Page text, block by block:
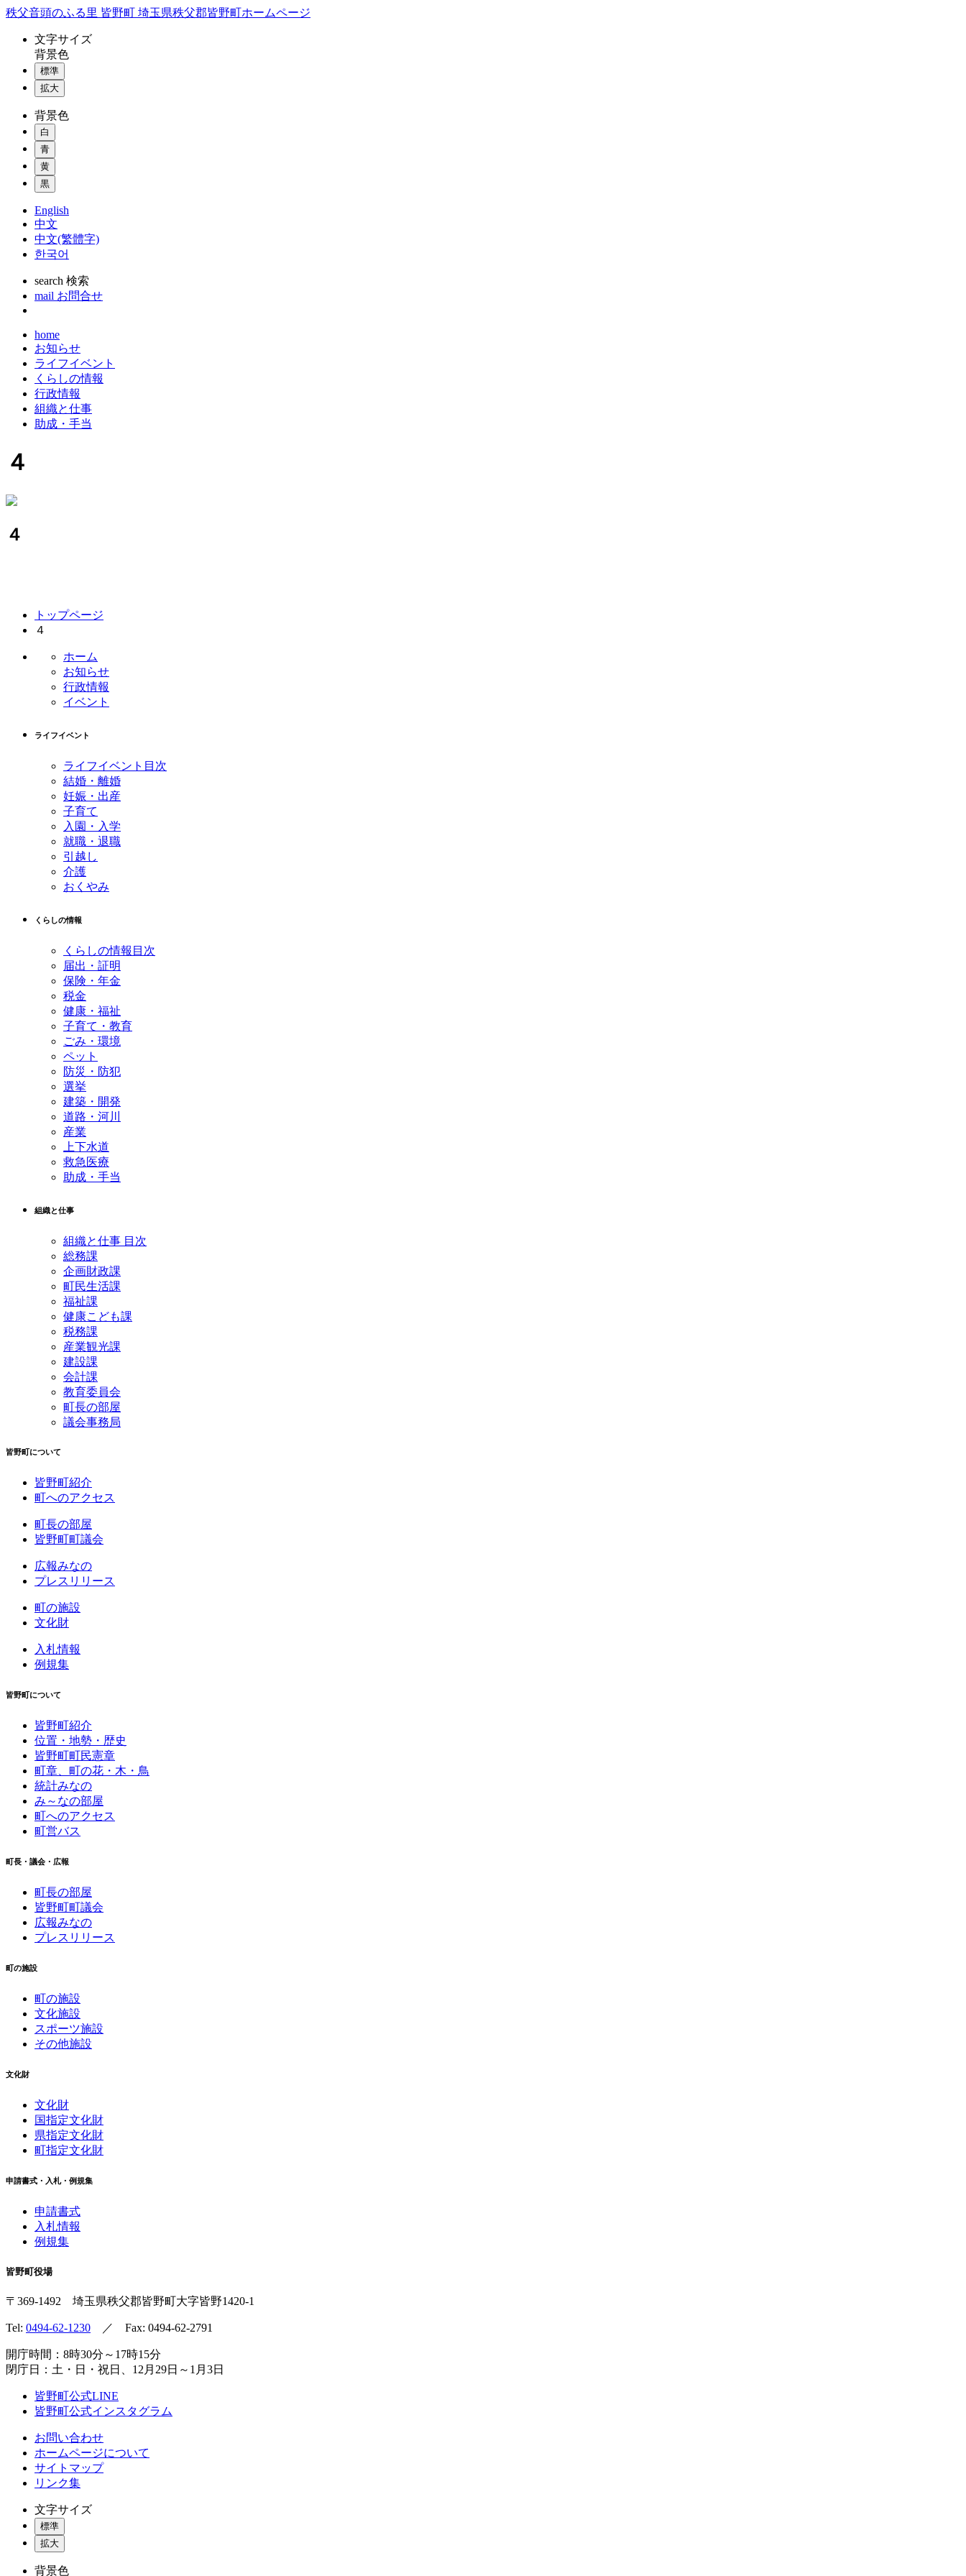
コ
秩父音頭のふる里 皆野町 埼玉県秩父郡皆野町ホームページ
文字サイズ
背景色
標準
拡大
背景色
白
青
黄
黒
English
中文
中文(繁體字)
한국어
search 検索
mail お問合せ
home
お知らせ
ライフイベント
くらしの情報
行政情報
組織と仕事
助成・手当
４
４
トップページ
４
ホーム
お知らせ
行政情報
イベント
ライフイベント
ライフイベント目次
結婚・離婚
妊娠・出産
子育て
入園・入学
就職・退職
引越し
介護
おくやみ
くらしの情報
くらしの情報目次
届出・証明
保険・年金
税金
健康・福祉
子育て・教育
ごみ・環境
ペット
防災・防犯
選挙
建築・開発
道路・河川
産業
上下水道
救急医療
助成・手当
組織と仕事
組織と仕事 目次
総務課
企画財政課
町民生活課
福祉課
健康こども課
税務課
産業観光課
建設課
会計課
教育委員会
町長の部屋
議会事務局
皆野町について
皆野町紹介
町へのアクセス
町長の部屋
皆野町町議会
広報みなの
プレスリリース
町の施設
文化財
入札情報
例規集
皆野町について
皆野町紹介
位置・地勢・歴史
皆野町町民憲章
町章、町の花・木・鳥
統計みなの
み～なの部屋
町へのアクセス
町営バス
町長・議会・広報
町長の部屋
皆野町町議会
広報みなの
プレスリリース
町の施設
町の施設
文化施設
スポーツ施設
その他施設
文化財
文化財
国指定文化財
県指定文化財
町指定文化財
申請書式・入札・例規集
申請書式
入札情報
例規集
皆野町役場
〒369-1492 埼玉県秩父郡皆野町 大字皆野1420-1
Tel: 0494-62-1230 ／ Fax: 0494-62-2791
開庁時間：8時30分～17時15分
閉庁日：土・日・祝日、12月29日～1月3日
皆野町公式LINE
皆野町公式インスタグラム
お問い合わせ
ホームページについて
サイトマップ
リンク集
文字サイズ
標準
拡大
背景色